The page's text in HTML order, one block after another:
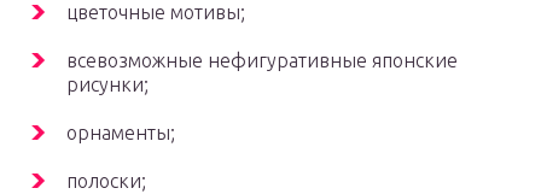
цветочные мотивы;
всевозможные нефигуративные японские
рисунки;
орнаменты;
полоски;